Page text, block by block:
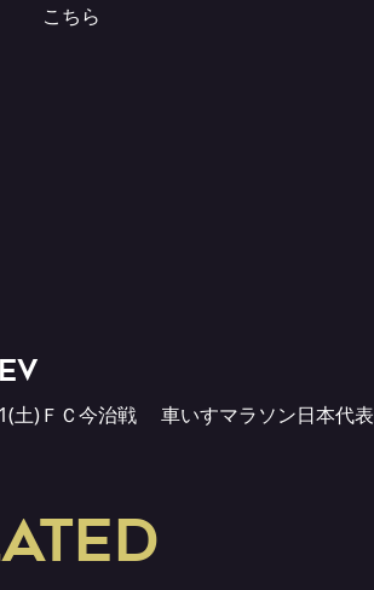
こちら
土)ＦＣ今治戦 車いすマラソン日本代表